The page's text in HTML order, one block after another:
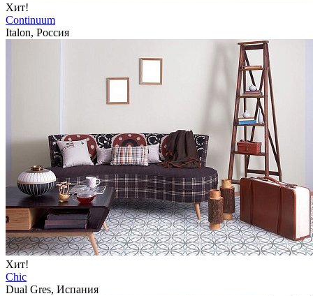
Хит!
Continuum
Italon, Россия
Хит!
Chic
Dual Gres, Испания